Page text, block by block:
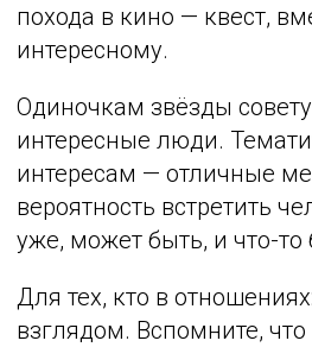
похода в кино — квест,
интересному.
Одиночкам звёзды
интересные люди.
интересам — отличные
вероятность встретить
уже, может быть, и что-то
Для тех, кто в
взглядом. Вспомните,